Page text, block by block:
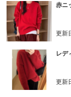
赤ニ
更新
レデ
更新